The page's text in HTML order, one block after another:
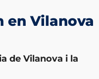
en Vilanova
de Vilanova i la